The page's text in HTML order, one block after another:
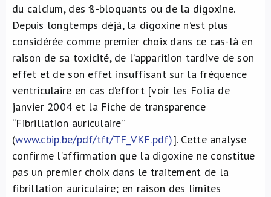
du calcium, des ß-bloquants ou de la digoxine.
Depuis longtemps déjà, la digoxine n’est plus
considérée comme premier choix dans ce cas-là en
raison de sa toxicité, de l’apparition tardive de son
effet et de son effet insuffisant sur la fréquence
ventriculaire en cas d’effort [voir les Folia de
janvier 2004 et la Fiche de transparence
“Fibrillation auriculaire”
(www.cbip.be/pdf/tft/TF_VKF.pdf)]. Cette analyse
confirme l’affirmation que la digoxine ne constitue
pas un premier choix dans le traitement de la
fibrillation auriculaire; en raison des limites